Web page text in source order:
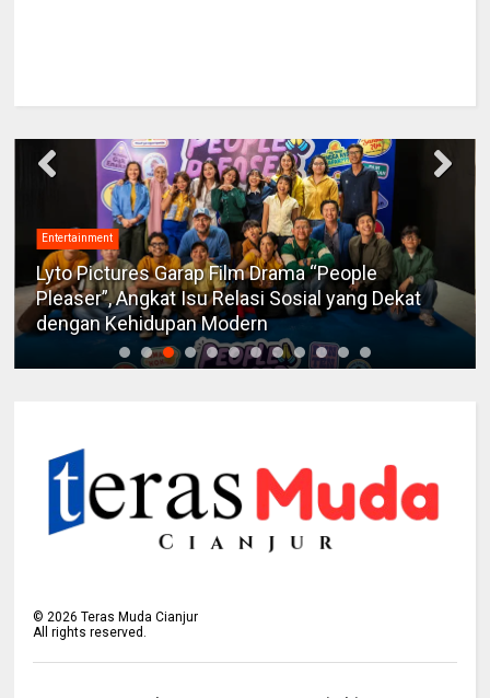
Entertainment
Lyto Pictures Garap Film Drama “People
Pleaser”, Angkat Isu Relasi Sosial yang Dekat
dengan Kehidupan Modern
© 2026 Teras Muda Cianjur
All rights reserved.